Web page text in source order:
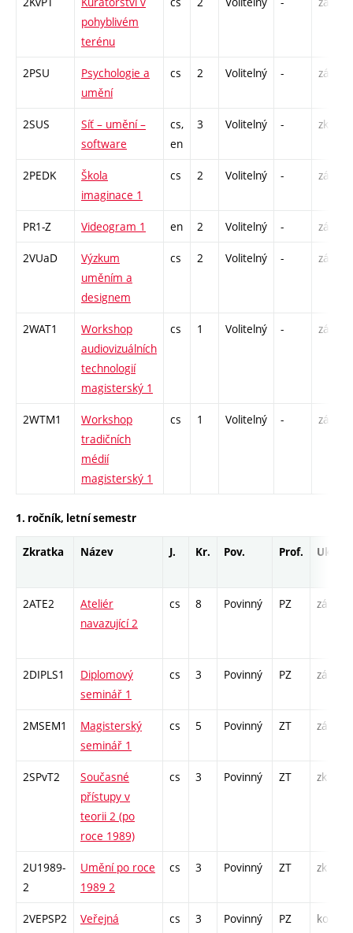
pohyblivém
terénu
2PSU
Psychologie a
umění
cs 2 Volitelný - zá
2SUS
Síť – umění –
software
cs,
en
3 Volitelný - zk
2PEDK
Škola
imaginace 1
cs 2 Volitelný - zá
PR1-Z Videogram 1 en 2 Volitelný - zá
2VUaD
Výzkum
uměním a
designem
cs 2 Volitelný - zá
2WAT1
Workshop
audiovizuálních
technologií
magisterský 1
cs 1 Volitelný - zá
2WTM1
Workshop
tradičních
médií
magisterský 1
cs 1 Volitelný - zá
1. ročník, letní semestr
Zkratka Název J. Kr. Pov. Prof. Uk.
2ATE2
Ateliér
navazující 2
cs 8 Povinný PZ zá
2DIPLS1
Diplomový
seminář 1
cs 3 Povinný PZ zá
2MSEM1
Magisterský
seminář 1
cs 5 Povinný ZT zá
2SPvT2
Současné
přístupy v
teorii 2 (po
roce 1989)
cs 3 Povinný ZT zk
2U1989-
2
Umění po roce
1989 2
cs 3 Povinný ZT zk
2VEPSP2
Veřejná
cs 3 Povinný PZ kol